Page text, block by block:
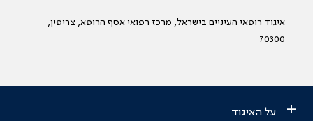
איגוד רופאי העיניים בישראל, מרכז רפואי אסף הרופא, צריפין,
70300
+ על האיגוד